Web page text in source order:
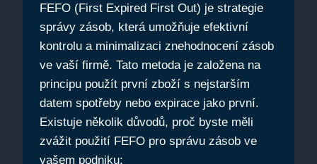
FEFO ⁤(First Expired‌ First Out) je strategie
správy zásob, která umožňuje efektivní⁤
kontrolu ⁣a minimalizaci znehodnocení zásob
ve ⁣vaší firmě. Tato metoda je založena na
principu použít první zboží s nejstarším
datem spotřeby nebo expirace jako první.
Existuje několik důvodů, proč⁤ byste měli
zvážit použití FEFO pro⁣ správu zásob ve
vašem⁤ podniku: